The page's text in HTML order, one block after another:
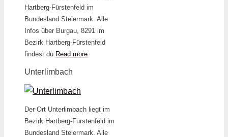
Hartberg-Fürstenfeld im
Bundesland Steiermark. Alle
Infos über Burgau, 8291 im
Bezirk Hartberg-Fürstenfeld
findest du Read more
Unterlimbach
Der Ort Unterlimbach liegt im
Bezirk Hartberg-Fürstenfeld im
Bundesland Steiermark. Alle